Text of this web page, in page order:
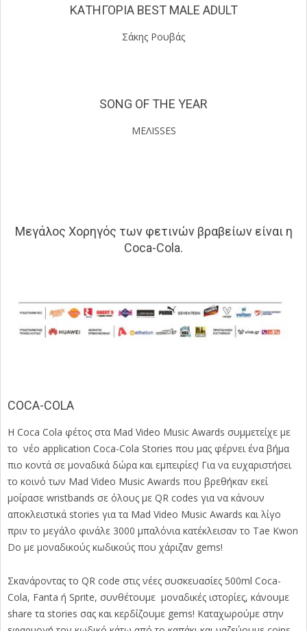
ΚΑΤΗΓΟΡΙΑ BEST MALE ADULT
Σάκης Ρουβάς
SONG OF THE YEAR
MEΛΙSSES
Μεγάλος Χορηγός των φετινών βραβείων είναι η
Coca-Cola.
COCA-COLA
Η Coca Cola φέτος στα Mad Video Music Awards συμμετείχε με
το νέο application Coca-Cola Stories που μας φέρνει ένα βήμα
πιο κοντά σε μοναδικά δώρα και εμπειρίες! Για να ευχαριστήσει
το κοινό των Mad Video Music Awards που βρεθήκαν εκεί
μοίρασε wristbands σε όλους με QR codes για να κάνουν
αποκλειστικά stories για τα Mad Video Music Awards και λίγο
πριν το μεγάλο φινάλε 3000 μπαλόνια κατέκλεισαν το Tae Kwon
Do με μοναδικούς κωδικούς που χάριζαν gems!
Σκανάροντας το QR code στις νέες συσκευασίες 500ml Coca-
Cola, Fanta ή Sprite, συνθέτουμε μοναδικές ιστορίες, κάνουμε
share τα stories σας και κερδίζουμε gems! Καταχωρούμε στην